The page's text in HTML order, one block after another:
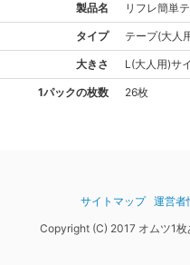
製品名 リフレ簡単
タイプ テープ(大人
大きさ L(大人用)サ
1パックの枚数 26枚
サイトマップ 運営者
Copyright (C) 2017 オムツ1